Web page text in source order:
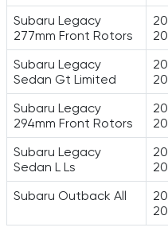
Subaru Legacy
277mm Front Rotors
Subaru Legacy
Sedan Gt Limited
Subaru Legacy
294mm Front Rotors
Subaru Legacy
Sedan L Ls
Subaru Outback All